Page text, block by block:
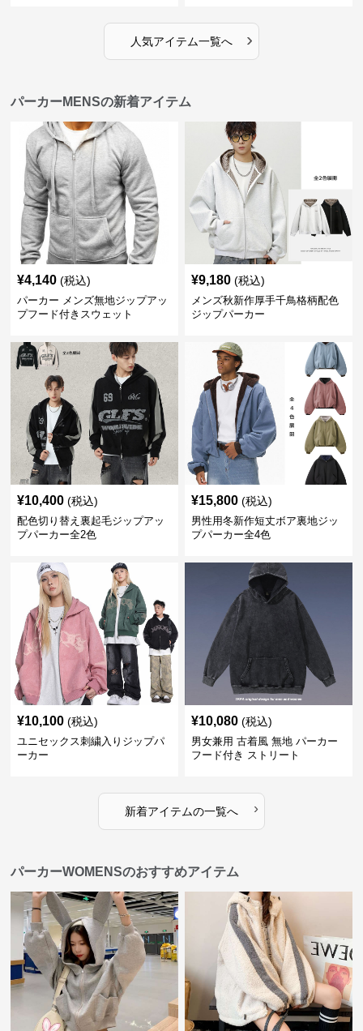
人気アイテム一覧へ ›
パーカーMENSの新着アイテム
¥4,140 (税込)
パーカー メンズ無地ジップアッ
プフード付きスウェット
¥9,180 (税込)
メンズ秋新作厚手千鳥格柄配色
ジップパーカー
¥10,400 (税込)
配色切り替え裏起毛ジップアッ
プパーカー全2色
¥15,800 (税込)
男性用冬新作短丈ボア裏地ジッ
プパーカー全4色
¥10,100 (税込)
ユニセックス刺繍入りジップパ
ーカー
¥10,080 (税込)
男女兼用 古着風 無地 パーカー
フード付き ストリート
新着アイテムの一覧へ ›
パーカーWOMENSのおすすめアイテム